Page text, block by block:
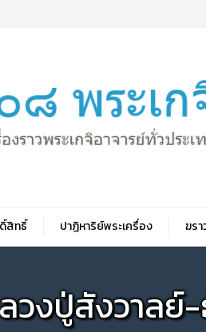
สิทธิ์ ปาฏิหาริย์พระเครื่อง ฆร
วงปู่สังวาลย์